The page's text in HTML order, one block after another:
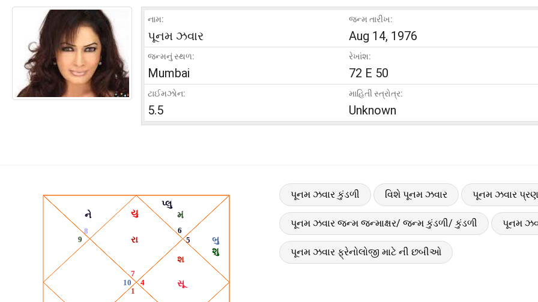
નામ:
પૂનમ ઝવાર
જન્મ તારીખ:
Aug 14, 1976
જન્મનું સ્થળ:
Mumbai
રેખાંશ:
72 E 50
ટાઈમઝોન:
5.5
માહિતી સ્ત્રોત્ર:
Unknown
પૂનમ ઝવાર કુંડળી વિશે પૂનમ ઝવાર પૂનમ ઝવાર
પૂનમ ઝવાર જન્મ જન્માક્ષર/ જન્મ કુંડળી/ કુંડળી પૂનમ
પૂનમ ઝવાર ફ્રેનોલોજી માટે ની છબીઓ